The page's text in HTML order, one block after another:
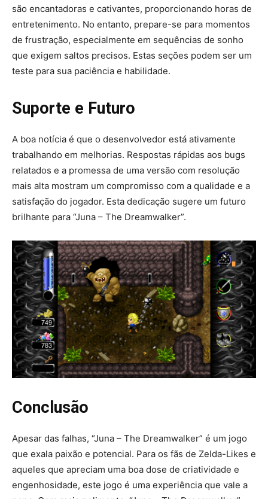
são encantadoras e cativantes, proporcionando horas de
entretenimento. No entanto, prepare-se para momentos
de frustração, especialmente em sequências de sonho
que exigem saltos precisos. Estas seções podem ser um
teste para sua paciência e habilidade.
Suporte e Futuro
A boa notícia é que o desenvolvedor está ativamente
trabalhando em melhorias. Respostas rápidas aos bugs
relatados e a promessa de uma versão com resolução
mais alta mostram um compromisso com a qualidade e a
satisfação do jogador. Esta dedicação sugere um futuro
brilhante para “Juna – The Dreamwalker”.
Conclusão
Apesar das falhas, “Juna – The Dreamwalker” é um jogo
que exala paixão e potencial. Para os fãs de Zelda-Likes e
aqueles que apreciam uma boa dose de criatividade e
engenhosidade, este jogo é uma experiência que vale a